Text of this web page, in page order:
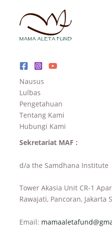
Nausus
Lulbas
Pengetahuan
Tentang Kami
Hubungi Kami
Sekretariat MAF :
d/a the Samdhana Institute
Tower Akasia Unit CR-1
Rawajati, Pancoran, Jakarta
Email: